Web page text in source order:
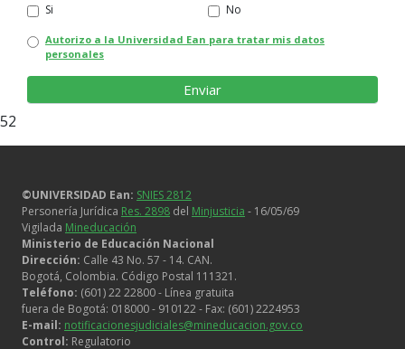
Si No
Autorizo a la Universidad Ean para tratar mis datos
personales
52
©UNIVERSIDAD Ean: SNIES 2812
Personería Jurídica Res. 2898 del Minjusticia - 16/05/69
Vigilada Mineducación
Ministerio de Educación Nacional
Dirección: Calle 43 No. 57 - 14. CAN.
Bogotá, Colombia. Código Postal 111321.
Teléfono: (601) 22 22800 - Línea gratuita
fuera de Bogotá: 018000 - 910122 - Fax: (601) 2224953
E-mail: notificacionesjudiciales@mineducacion.gov.co
Control: Regulatorio